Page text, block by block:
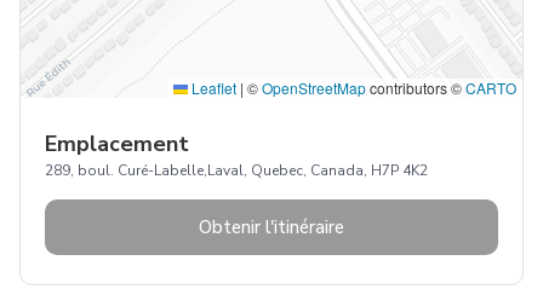
Leaflet | ©OpenStreetMapcontributors ©CARTO
Emplacement
289, boul. Curé-Labelle,Laval, Quebec, Canada, H7P 4K2
Obtenir l'itinéraire